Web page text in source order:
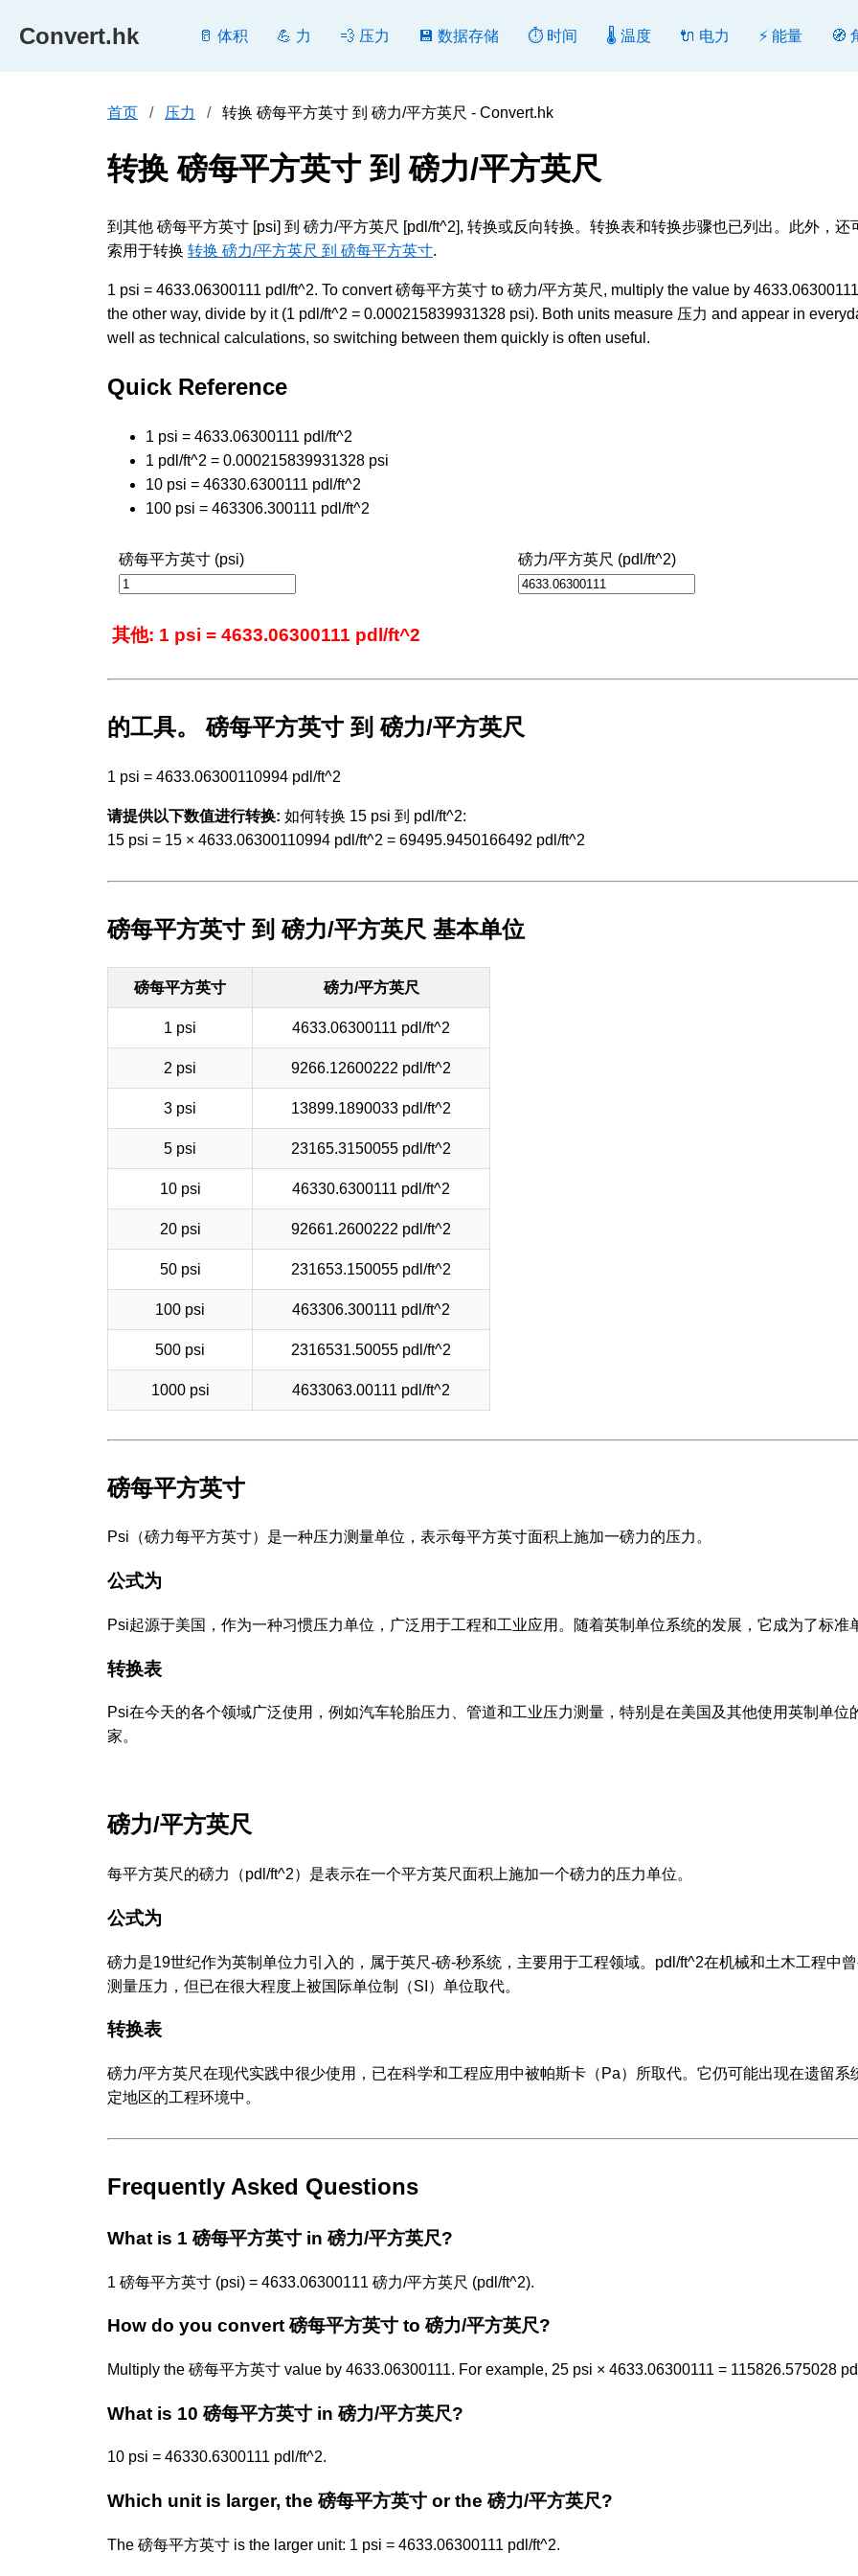
Convert.hk 🥛 体积 💪 力 💨 压力 💾 数据存储 ⏱️ 时间 🌡️ 温度 🔌 电力 ⚡ 能量 🧭
首页 压力 转换 磅每平方英寸 到 磅力/平方英尺 - Convert.hk
转换 磅每平方英寸 到 磅力/平方英尺
到其他 磅每平方英寸 [psi] 到 磅力/平方英尺 [pdl/ft^2], 转换或反向转换。转换表和转换步骤也已列出。此外，还
索用于转换 转换 磅力/平方英尺 到 磅每平方英寸.
1 psi = 4633.06300111 pdl/ft^2. To convert 磅每平方英寸 to 磅力/平方英尺, multiply the value by
the other way, divide by it (1 pdl/ft^2 = 0.000215839931328 psi). Both units measure 压力 and appear in
well as technical calculations, so switching between them quickly is often useful.
Quick Reference
1 psi = 4633.06300111 pdl/ft^2
1 pdl/ft^2 = 0.000215839931328 psi
10 psi = 46330.6300111 pdl/ft^2
100 psi = 463306.300111 pdl/ft^2
磅每平方英寸 (psi) 磅力/平方英尺 (pdl/ft^2)
其他: 1 psi = 4633.06300111 pdl/ft^2
的工具。 磅每平方英寸 到 磅力/平方英尺
1 psi = 4633.06300110994 pdl/ft^2
请提供以下数值进行转换: 如何转换 15 psi 到 pdl/ft^2:
15 psi = 15 × 4633.06300110994 pdl/ft^2 = 69495.9450166492 pdl/ft^2
磅每平方英寸 到 磅力/平方英尺 基本单位
磅每平方英寸 磅力/平方英尺
1 psi 4633.06300111 pdl/ft^2
2 psi 9266.12600222 pdl/ft^2
3 psi 13899.1890033 pdl/ft^2
5 psi 23165.3150055 pdl/ft^2
10 psi 46330.6300111 pdl/ft^2
20 psi 92661.2600222 pdl/ft^2
50 psi 231653.150055 pdl/ft^2
100 psi 463306.300111 pdl/ft^2
500 psi 2316531.50055 pdl/ft^2
1000 psi 4633063.00111 pdl/ft^2
磅每平方英寸
Psi（磅力每平方英寸）是一种压力测量单位，表示每平方英寸面积上施加一磅力的压力。
公式为
Psi起源于美国，作为一种习惯压力单位，广泛用于工程和工业应用。随着英制单位系统的发展，它成为了标准
转换表
Psi在今天的各个领域广泛使用，例如汽车轮胎压力、管道和工业压力测量，特别是在美国及其他使用英制单位
家。
磅力/平方英尺
每平方英尺的磅力（pdl/ft^2）是表示在一个平方英尺面积上施加一个磅力的压力单位。
公式为
磅力是19世纪作为英制单位力引入的，属于英尺-磅-秒系统，主要用于工程领域。pdl/ft^2在机械和土木工程中
测量压力，但已在很大程度上被国际单位制（SI）单位取代。
转换表
磅力/平方英尺在现代实践中很少使用，已在科学和工程应用中被帕斯卡（Pa）所取代。它仍可能出现在遗留系
定地区的工程环境中。
Frequently Asked Questions
What is 1 磅每平方英寸 in 磅力/平方英尺?
1 磅每平方英寸 (psi) = 4633.06300111 磅力/平方英尺 (pdl/ft^2).
How do you convert 磅每平方英寸 to 磅力/平方英尺?
Multiply the 磅每平方英寸 value by 4633.06300111. For example, 25 psi × 4633.06300111 = 115826.575028
What is 10 磅每平方英寸 in 磅力/平方英尺?
10 psi = 46330.6300111 pdl/ft^2.
Which unit is larger, the 磅每平方英寸 or the 磅力/平方英尺?
The 磅每平方英寸 is the larger unit: 1 psi = 4633.06300111 pdl/ft^2.